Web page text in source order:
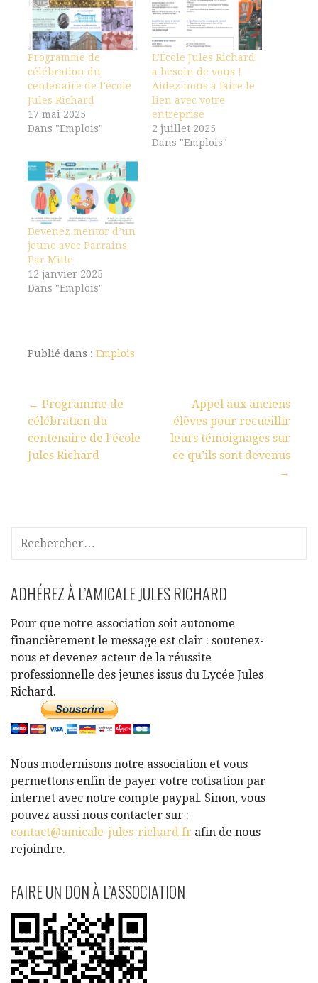
Programme de
célébration du
centenaire de l’école
Jules Richard
17 mai 2025
Dans "Emplois"
L’École Jules Richard
a besoin de vous !
Aidez nous à faire le
lien avec votre
entreprise
2 juillet 2025
Dans "Emplois"
Devenez mentor d’un
jeune avec Parrains
Par Mille
12 janvier 2025
Dans "Emplois"
Publié dans : Emplois
← Programme de
célébration du
centenaire de l’école
Jules Richard
Appel aux anciens
élèves pour recueillir
leurs témoignages sur
ce qu’ils sont devenus
→
ADHÉREZ À L’AMICALE JULES RICHARD
Pour que notre association soit autonome
financièrement le message est clair : soutenez-
nous et devenez acteur de la réussite
professionnelle des jeunes issus du Lycée Jules
Richard.
Nous modernisons notre association et vous
permettons enfin de payer votre cotisation par
internet avec notre compte paypal. Sinon, vous
pouvez aussi nous contacter sur :
contact@amicale-jules-richard.fr afin de nous
rejoindre.
FAIRE UN DON À L’ASSOCIATION